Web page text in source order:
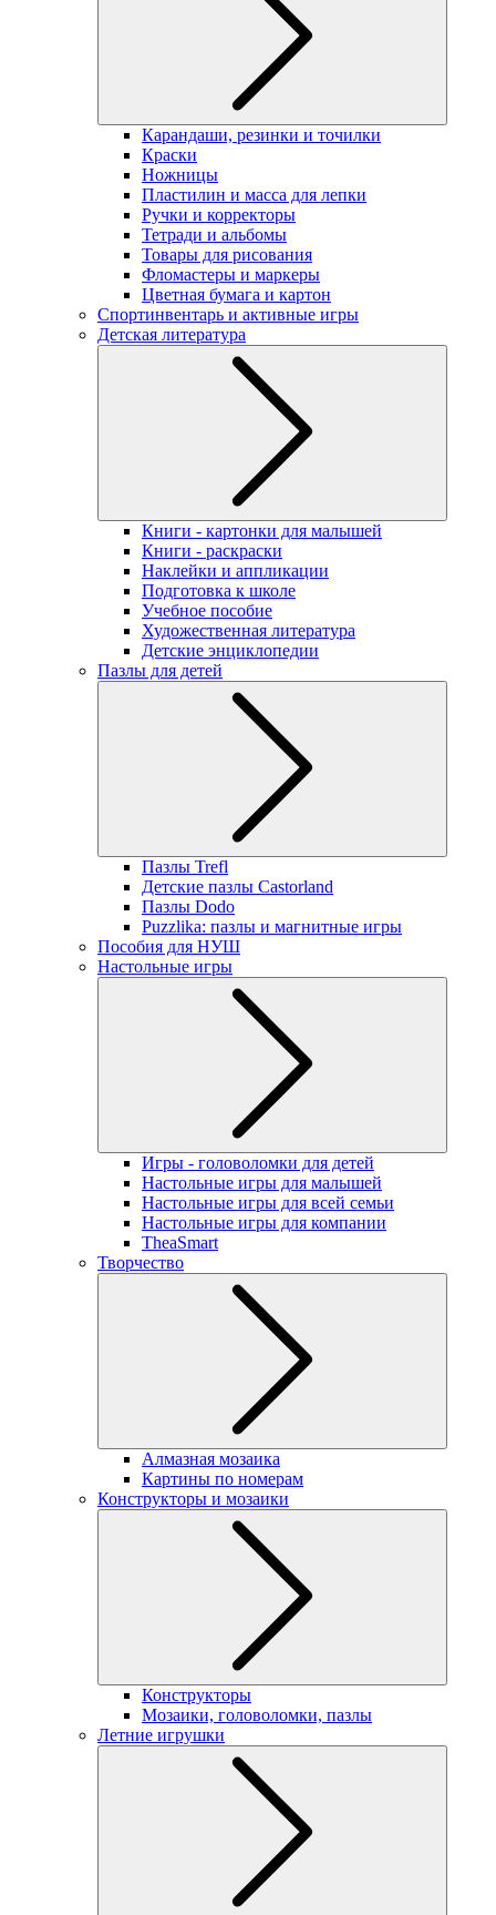
Карандаши, резинки и точилки
Краски
Ножницы
Пластилин и масса для лепки
Ручки и корректоры
Тетради и альбомы
Товары для рисования
Фломастеры и маркеры
Цветная бумага и картон
Спортинвентарь и активные игры
Детская литература
Книги - картонки для малышей
Книги - раскраски
Наклейки и аппликации
Подготовка к школе
Учебное пособие
Художественная литература
Детские энциклопедии
Пазлы для детей
Пазлы Trefl
Детские пазлы Castorland
Пазлы Dodo
Puzzlika: пазлы и магнитные игры
Пособия для НУШ
Настольные игры
Игры - головоломки для детей
Настольные игры для малышей
Настольные игры для всей семьи
Настольные игры для компании
TheaSmart
Творчество
Алмазная мозаика
Картины по номерам
Конструкторы и мозаики
Конструкторы
Мозаики, головоломки, пазлы
Летние игрушки